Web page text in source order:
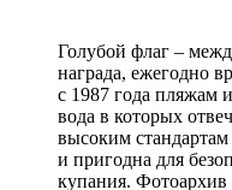
Голубой флаг –
награда, ежегодно
с 1987 года пляжам
вода в которых
высоким стандартам
и пригодна для
купания. Фотоархив